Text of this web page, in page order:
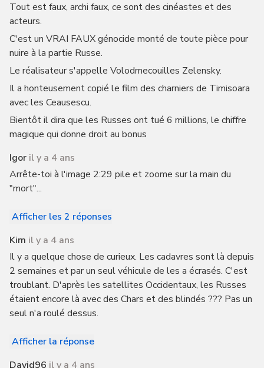
Tout est faux, archi faux, ce sont des cinéastes et des
acteurs.
C'est un VRAI FAUX génocide monté de toute pièce pour
nuire à la partie Russe.
Le réalisateur s'appelle Volodmecouilles Zelensky.
Il a honteusement copié le film des charniers de Timisoara
avec les Ceausescu.
Bientôt il dira que les Russes ont tué 6 millions, le chiffre
magique qui donne droit au bonus
Igor il y a 4 ans
Arrête-toi à l'image 2:29 pile et zoome sur la main du
"mort"...
Afficher les 2 réponses
Kim il y a 4 ans
Il y a quelque chose de curieux. Les cadavres sont là depuis
2 semaines et par un seul véhicule de les a écrasés. C'est
troublant. D'après les satellites Occidentaux, les Russes
étaient encore là avec des Chars et des blindés ??? Pas un
seul n'a roulé dessus.
Afficher la réponse
David96 il y a 4 ans